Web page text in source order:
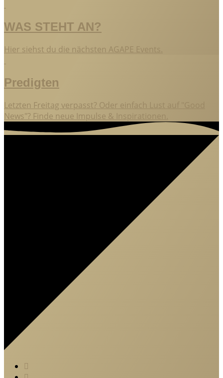
WAS STEHT AN?
Hier siehst du die nächsten AGAPE Events.
Predigten
Letzten Freitag verpasst? Oder einfach Lust auf "Good
News"? Finde neue Impulse & Inspirationen.